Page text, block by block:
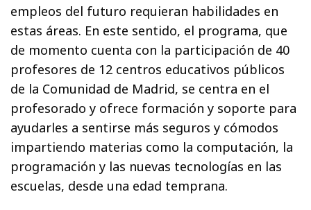
empleos del futuro requieran habilidades en
estas áreas. En este sentido, el programa, que
de momento cuenta con la participación de 40
profesores de 12 centros educativos públicos
de la Comunidad de Madrid, se centra en el
profesorado y ofrece formación y soporte para
ayudarles a sentirse más seguros y cómodos
impartiendo materias como la computación, la
programación y las nuevas tecnologías en las
escuelas, desde una edad temprana.